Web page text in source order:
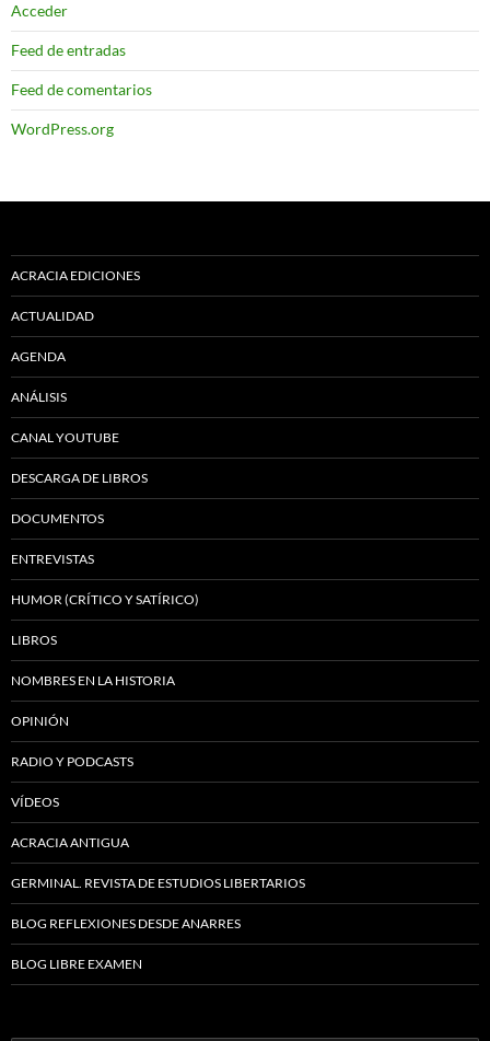
Acceder
Feed de entradas
Feed de comentarios
WordPress.org
ACRACIA EDICIONES
ACTUALIDAD
AGENDA
ANÁLISIS
CANAL YOUTUBE
DESCARGA DE LIBROS
DOCUMENTOS
ENTREVISTAS
HUMOR (CRÍTICO Y SATÍRICO)
LIBROS
NOMBRES EN LA HISTORIA
OPINIÓN
RADIO Y PODCASTS
VÍDEOS
ACRACIA ANTIGUA
GERMINAL. REVISTA DE ESTUDIOS LIBERTARIOS
BLOG REFLEXIONES DESDE ANARRES
BLOG LIBRE EXAMEN